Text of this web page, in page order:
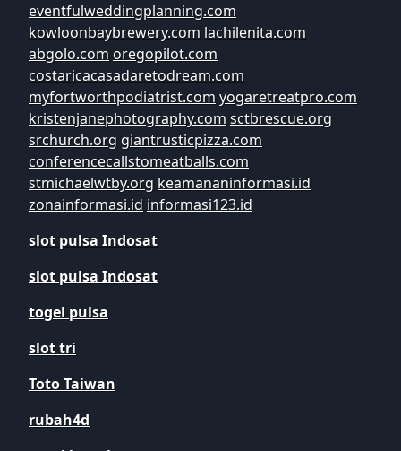
eventfulweddingplanning.com
kowloonbaybrewery.com lachilenita.com
abgolo.com oregopilot.com
costaricacasadaretodream.com
myfortworthpodiatrist.com yogaretreatpro.com
kristenjanephotography.com sctbrescue.org
srchurch.org giantrusticpizza.com
conferencecallstomeatballs.com
stmichaelwtby.org keamananinformasi.id
zonainformasi.id informasi123.id
slot pulsa Indosat
slot pulsa Indosat
togel pulsa
slot tri
Toto Taiwan
rubah4d